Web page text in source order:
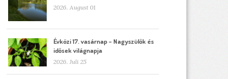
2026. August 01
Évközi 17. vasárnap – Nagyszülők és
idősek világnapja
2026. Juli 25